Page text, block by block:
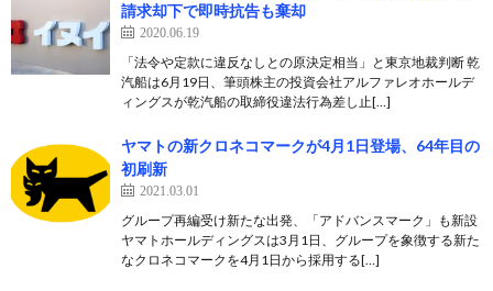
請求却下で即時抗告も棄却
2020.06.19
「法令や定款に違反なしとの原決定相当」と東京地裁判断 乾
汽船は6月19日、筆頭株主の投資会社アルファレオホールデ
ィングスが乾汽船の取締役違法行為差し止[…]
ヤマトの新クロネコマークが4月1日登場、64年目の
初刷新
2021.03.01
グループ再編受け新たな出発、「アドバンスマーク」も新設
ヤマトホールディングスは3月1日、グループを象徴する新た
なクロネコマークを4月1日から採用する[…]